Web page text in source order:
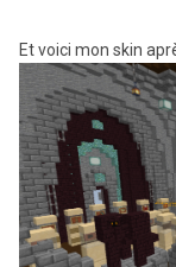
Et voici mon skin